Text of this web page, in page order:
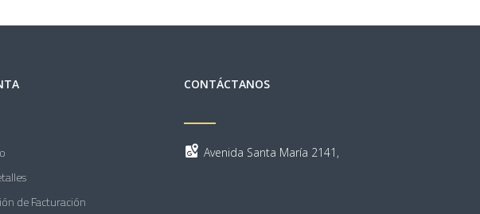
de Facturación
CONTÁCTANOS
Avenida Santa María 2141,